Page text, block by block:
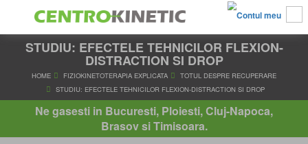
STUDIU: EFECTELE TEHNICILOR FLEXION-
DISTRACTION SI DROP
HOME FIZIOKINETOTERAPIA EXPLICATA
TOTUL DESPRE
STUDIU: EFECTELE TEHNICILOR FLEXION-DISTRACTION SI
Ne gasesti in Bucuresti, Ploiesti, Cluj-Napoca,
Brasov si Timisoara.